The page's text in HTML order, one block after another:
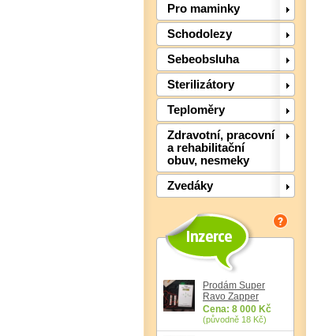
Pro maminky
Schodolezy
Sebeobsluha
Sterilizátory
Teploměry
Zdravotní, pracovní
a rehabilitační
obuv, nesmeky
Zvedáky
Prodám Super
Ravo Zapper
Cena: 8 000 Kč
(původně 18 Kč)